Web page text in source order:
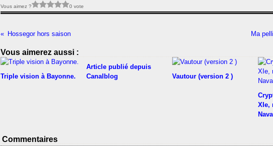
Vous aimez ? 0 vote
Hossegor hors saison Ma
Vous aimerez aussi :
Triple vision à Bayonne.
Article publié depuis
Canalblog
Vautour (version 2 )
XIe,
Commentaires